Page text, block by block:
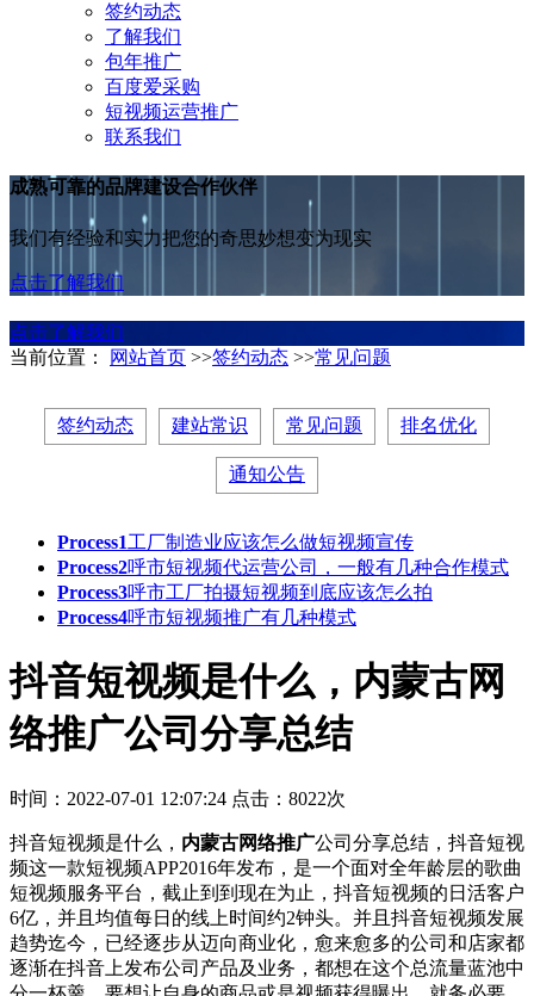
签约动态
了解我们
包年推广
百度爱采购
短视频运营推广
联系我们
成熟可靠的品牌建设合作伙伴
我们有经验和实力把您的奇思妙想变为现实
点击了解我们
点击了解我们
当前位置：
网站首页 >>签约动态 >>常见问题
签约动态 建站常识 常见问题 排名优化
通知公告
Process1工厂制造业应该怎么做短视频宣传
Process2呼市短视频代运营公司，一般有几种合作模式
Process3呼市工厂拍摄短视频到底应该怎么拍
Process4呼市短视频推广有几种模式
抖音短视频是什么，内蒙古网
络推广公司分享总结
时间：2022-07-01 12:07:24 点击：8022次
抖音短视频是什么， 内蒙古网络推广公司分享总结，抖音短视
频这一款短视频APP2016年发布，是一个面对全年龄层的歌曲
短视频服务平台，截止到到现在为止，抖音短视频的日活客户
6亿，并且均值每日的线上时间约2钟头。并且抖音短视频发展
趋势迄今，已经逐步从迈向商业化，愈来愈多的公司和店家都
逐渐在抖音上发布公司产品及业务，都想在这个总流量蓝池中